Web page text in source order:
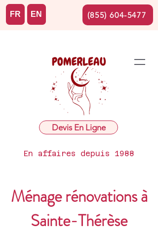
Devis En Ligne
En affaires depuis 1988
FR EN (855) 604-5477
Ménage rénovations à
Sainte-Thérèse